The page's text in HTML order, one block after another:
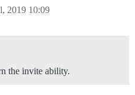
2019 10:09
the invite ability.